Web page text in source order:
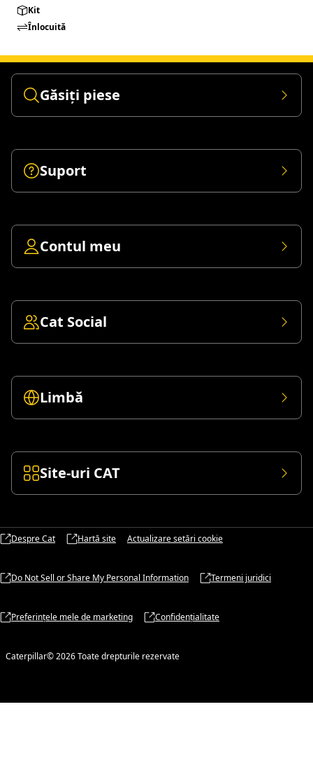
Kit
Înlocuită
Găsiți piese
Suport
Contul meu
Cat Social
Limbă
Site-uri CAT
Despre Cat Hartă site Actualizare setări cookie
Do Not Sell or Share My Personal Information Termeni juridici
Preferințele mele de marketing Confidențialitate
Caterpillar© 2026 Toate drepturile rezervate